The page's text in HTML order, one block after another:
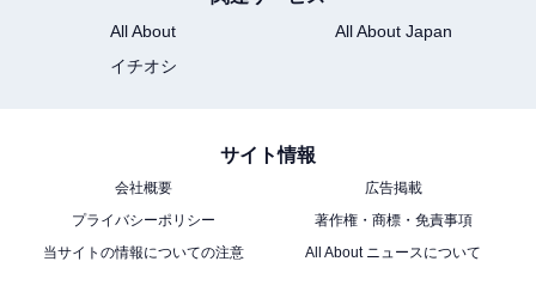
All About
All About Japan
イチオシ
サイト情報
会社概要
広告掲載
プライバシーポリシー
著作権・商標・免責事項
当サイトの情報についての注意
All About ニュースについて